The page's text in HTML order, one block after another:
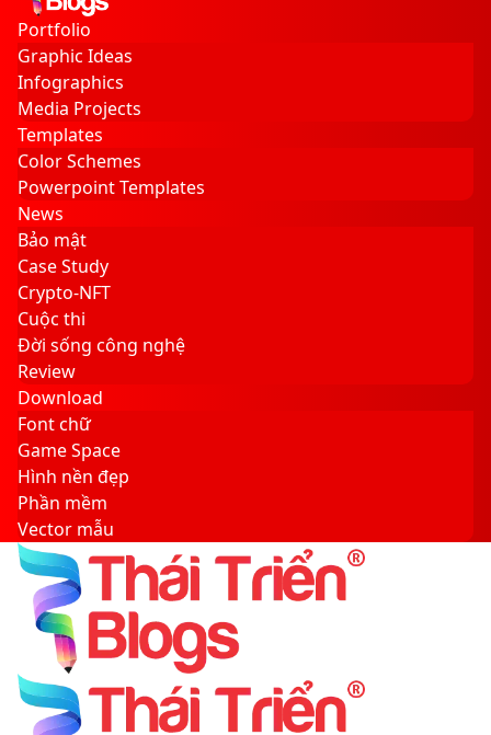
Portfolio
Graphic Ideas
Infographics
Media Projects
Templates
Color Schemes
Powerpoint Templates
News
Bảo mật
Case Study
Crypto-NFT
Cuộc thi
Đời sống công nghệ
Review
Download
Font chữ
Game Space
Hình nền đẹp
Phần mềm
Vector mẫu
Sidebar
Search
for